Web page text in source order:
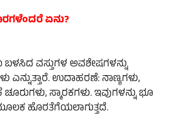
ಏನು?
ವಸ್ತುಗಳ ಅವಶೇಷಗಳನ್ನು
ಎನ್ನುತ್ತಾರೆ. ಉದಾಹರಣೆ: ನಾಣ್ಯಗಳು,
ಸ್ಮಾರಕಗಳು. ಇವುಗಳನ್ನು ಭೂ
ಹೊರತೆಗೆಯಲಾಗುತ್ತದೆ.